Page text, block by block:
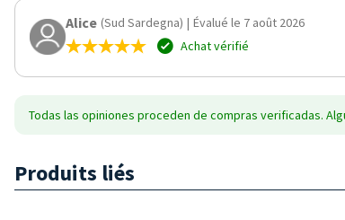
Alice (Sud Sardegna) | Évalué le 7 août 2026
Achat vérifié
Todas las opiniones proceden de compras verificadas.
Produits liés